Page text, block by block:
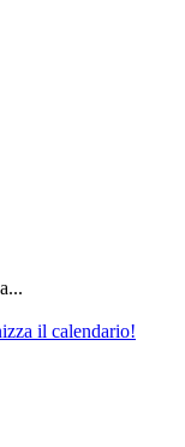
il calendario!